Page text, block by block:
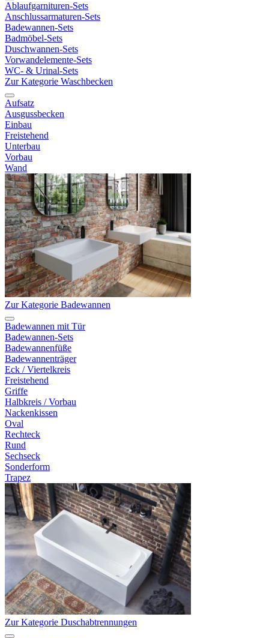
Ablaufgarnituren-Sets
Anschlussarmaturen-Sets
Badewannen-Sets
Badmöbel-Sets
Duschwannen-Sets
Vorwandelemente-Sets
WC- & Urinal-Sets
Zur Kategorie Waschbecken
Aufsatz
Ausgussbecken
Einbau
Freistehend
Unterbau
Vorbau
Wand
Zur Kategorie Badewannen
Badewannen mit Tür
Badewannen-Sets
Badewannenfüße
Badewannenträger
Eck / Viertelkreis
Freistehend
Griffe
Halbkreis / Vorbau
Nackenkissen
Oval
Rechteck
Rund
Sechseck
Sonderform
Trapez
Zur Kategorie Duschabtrennungen